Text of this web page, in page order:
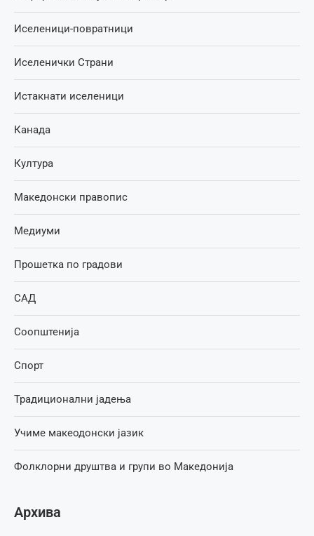
Иселеници-повратници
Иселенички Страни
Истакнати иселеници
Канада
Култура
Македонски правопис
Медиуми
Прошетка по градови
САД
Соопштенија
Спорт
Традиционални јадења
Учиме макеодонски јазик
Фолклорни друштва и групи во Македонија
Архива